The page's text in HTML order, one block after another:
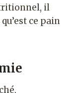
il
ce pain